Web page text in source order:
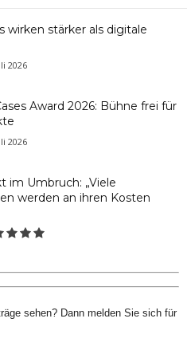
wirken stärker als digitale
2026
Award 2026: Bühne frei für
2026
im Umbruch: „Viele
werden an ihren Kosten
sehen? Dann melden Sie sich für